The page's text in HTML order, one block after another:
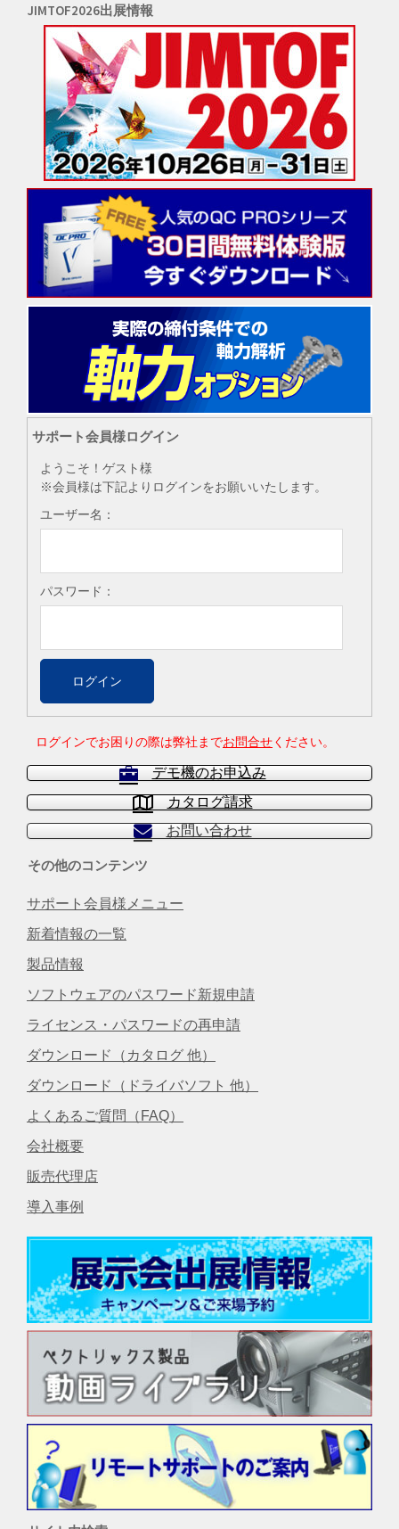
JIMTOF2026出展情報
サポート会員様ログイン
ようこそ！ゲスト様
※会員様は下記よりログインをお願いいたします。
ユーザー名：
パスワード：
ログインでお困りの際は弊社までお問合せください。
デモ機のお申込み
カタログ請求
お問い合わせ
その他のコンテンツ
サポート会員様メニュー
新着情報の一覧
製品情報
ソフトウェアのパスワード新規申請
ライセンス・パスワードの再申請
ダウンロード（カタログ 他）
ダウンロード（ドライバソフト 他）
よくあるご質問（FAQ）
会社概要
販売代理店
導入事例